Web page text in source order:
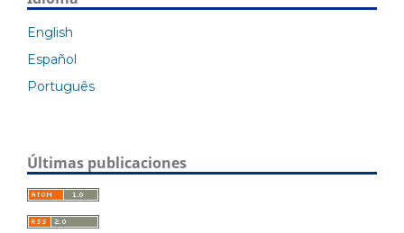
English
Español
Português
Últimas publicaciones